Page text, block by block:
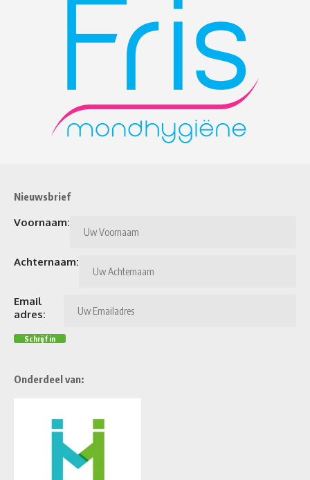
Nieuwsbrief
Voornaam:
Achternaam:
Email
adres:
Onderdeel van: